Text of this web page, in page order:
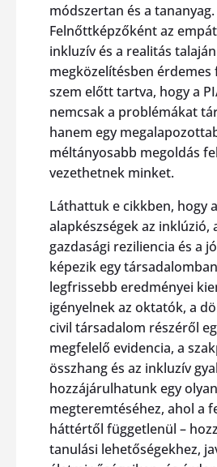
módszertan és a tananyag.
Felnőttképzőként az
inkluzív és a realitás
megközelítésben
szem előtt tartva, hogy a
nemcsak a problémákat
hanem egy
méltányosabb megoldás
vezethetnek minket.
Láthattuk e cikkben, hogy
alapkészségek az inklúzió,
gazdasági reziliencia és a
képezik egy
legfrissebb eredményei
igényelnek az oktatók, a
civil társadalom részéről
megfelelő evidencia, a
összhang és az inkluzív
hozzájárulhatunk egy
megteremtéséhez, ahol a
háttértől függetlenül –
tanulási lehetőségekhez,